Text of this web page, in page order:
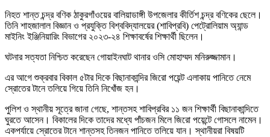
নিহত শান্ত চন্দ্র বণিক ঠাকুরগাঁওয়ের বালিয়াডাঙ্গী উপজেলার কীর্তিশ চন্দ্র বণিকের ছেলে।
তিনি শাহজালাল বিজ্ঞান ও প্রযুক্তি বিশ্ববিদ্যালয়ের (শাবিপ্রবি) পেট্রোলিয়াম অ্যান্ড
মাইনিং ইঞ্জিনিয়ারিং বিভাগের ২০২৩-২৪ শিক্ষাবর্ষের শিক্ষার্থী ছিলেন।
ঘটনার সত্যতা নিশ্চিত করেছেন গোয়াইনঘাট থানার ওসি মোহাম্মদ মনিরুজ্জামান।
এর আগে শুক্রবার বিকাল ৫টার দিকে বিছানাকান্দির জিরো পয়েন্ট এলাকায় পানিতে নেমে
স্রোতের টানে তলিয়ে গিয়ে তিনি নিখোঁজ হন।
পুলিশ ও স্থানীয় সূত্রে জানা গেছে, শান্তসহ শাবিপ্রবির ১১ জন শিক্ষার্থী বিছানাকান্দিতে
ঘুরতে আসেন। বিকালের দিকে তাদের মধ্যে পাঁচজন মিলে জিরো পয়েন্টে গোসলে নামেন।
একপর্যায়ে স্রোতের টানে শান্তসহ তিনজন পানিতে তলিয়ে যান। স্থানীয়রা বিষয়টি